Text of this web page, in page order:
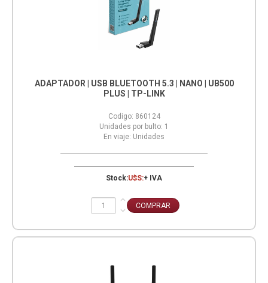
ADAPTADOR | USB BLUETOOTH 5.3 | NANO | UB500
PLUS | TP-LINK
Codigo: 860124
Unidades por bulto: 1
En viaje: Unidades
Stock:U$S:+ IVA